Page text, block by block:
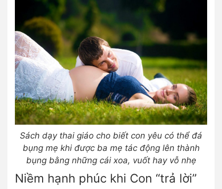
Sách dạy thai giáo cho biết con yêu có thể đá
bụng mẹ khi được ba mẹ tác động lên thành
bụng bằng những cái xoa, vuốt hay vỗ nhẹ
Niềm hạnh phúc khi Con “trả lời”